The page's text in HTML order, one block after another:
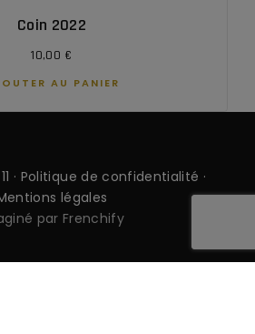
Coin 2022
10,00 €
AU PANIER
· Politique de confidentialité ·
légales
par Frenchify